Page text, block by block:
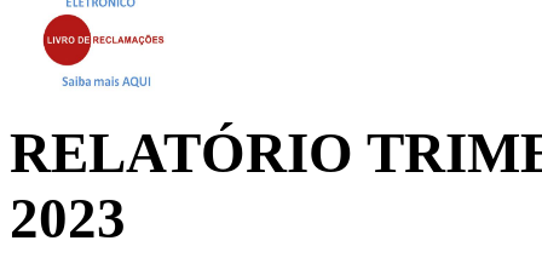
RELATÓRIO
2023